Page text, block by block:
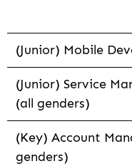
(Junior) Mobile
(Junior) Service
(all genders)
(Key) Account
genders)